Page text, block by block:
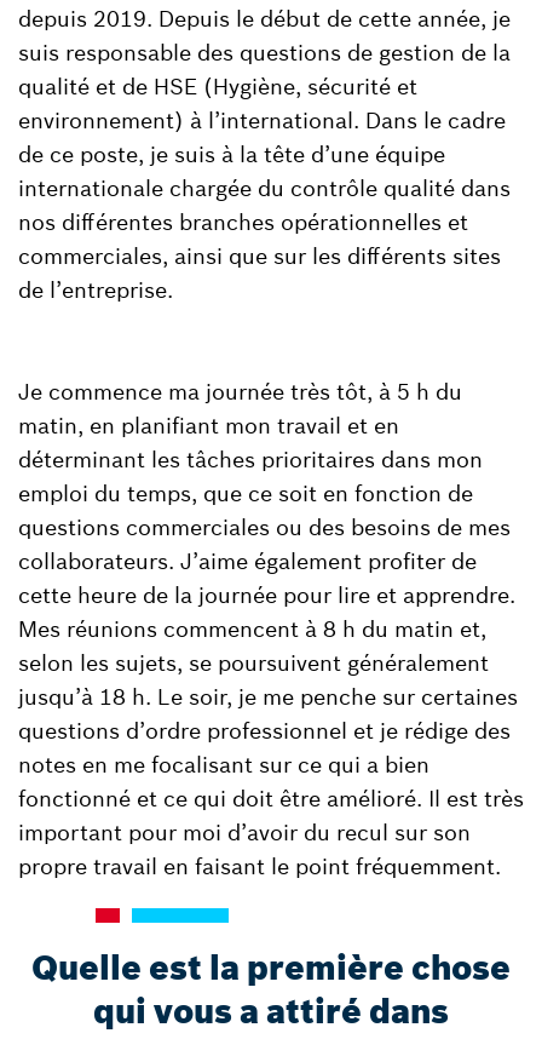
depuis 2019. Depuis le début de cette année, je
suis responsable des questions de gestion de la
qualité et de HSE (Hygiène, sécurité et
environnement) à l’international. Dans le cadre
de ce poste, je suis à la tête d’une équipe
internationale chargée du contrôle qualité dans
nos différentes branches opérationnelles et
commerciales, ainsi que sur les différents sites
de l’entreprise.
Je commence ma journée très tôt, à 5 h du
matin, en planifiant mon travail et en
déterminant les tâches prioritaires dans mon
emploi du temps, que ce soit en fonction de
questions commerciales ou des besoins de mes
collaborateurs. J’aime également profiter de
cette heure de la journée pour lire et apprendre.
Mes réunions commencent à 8 h du matin et,
selon les sujets, se poursuivent généralement
jusqu’à 18 h. Le soir, je me penche sur certaines
questions d’ordre professionnel et je rédige des
notes en me focalisant sur ce qui a bien
fonctionné et ce qui doit être amélioré. Il est très
important pour moi d’avoir du recul sur son
propre travail en faisant le point fréquemment.
Quelle est la première chose
qui vous a attiré dans